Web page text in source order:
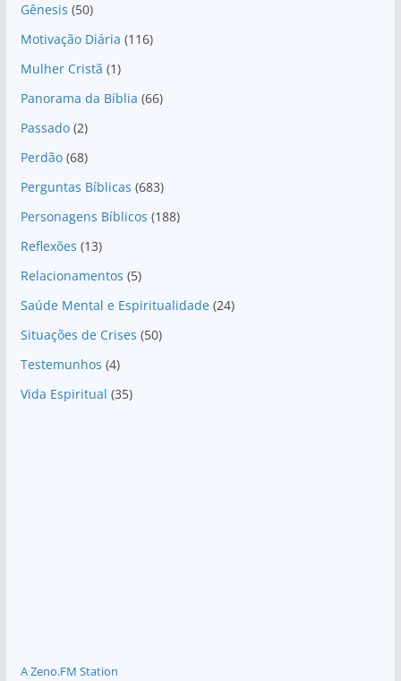
Gênesis (50)
Motivação Diária (116)
Mulher Cristã (1)
Panorama da Bíblia (66)
Passado(2)
Perdão(68)
Perguntas Bíblicas (683)
Personagens Bíblicos (188)
Reflexões (13)
Relacionamentos (5)
Saúde Mental e Espiritualidade(24)
Situações de Crises (50)
Testemunhos (4)
Vida Espiritual (35)
A Zeno.FM Station